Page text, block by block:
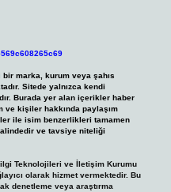
marka, kurum veya şahıs
Sitede yalnızca kendi
Burada yer alan içerikler haber
ve kişiler hakkında paylaşım
ile isim benzerlikleri tamamen
ve tavsiye niteliği
Teknolojileri ve İletişim Kurumu
olarak hizmet vermektedir. Bu
denetleme veya araştırma